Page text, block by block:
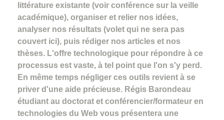
littérature existante (voir conférence sur la veille
académique), organiser et relier nos idées,
analyser nos résultats (volet qui ne sera pas
couvert ici), puis rédiger nos articles et nos
thèses. L'offre technologique pour répondre à ce
processus est vaste, à tel point que l'on s'y perd.
En même temps négliger ces outils revient à se
priver d'une aide précieuse. Régis Barondeau
étudiant au doctorat et conférencier/formateur en
technologies du Web vous présentera une